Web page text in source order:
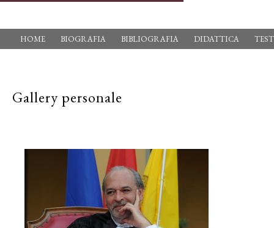
HOME BIOGRAFIA BIBLIOGRAFIA DIDATTICA
Gallery personale